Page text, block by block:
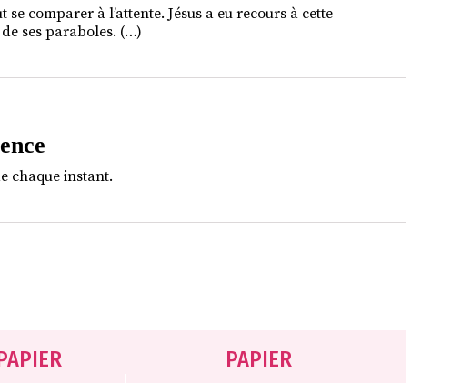
comparer à l’attente. Jésus a eu recours à cette
ses paraboles. (…)
chaque instant.
PAPIER